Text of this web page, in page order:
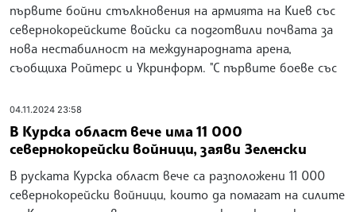
първите бойни стълкновения на армията на Киев със
севернокорейските войски са подготвили почвата за
нова нестабилност на международната арена,
съобщиха Ройтерс и Укринформ. "С първите боеве със
04.11.2024 23:58
В Курска област вече има 11 000
севернокорейски войници, заяви Зеленски
В руската Курска област вече са разположени 11 000
севернокорейски войници, които да помагат на силите